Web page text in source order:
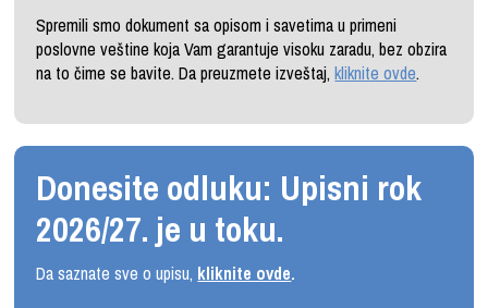
Spremili smo dokument sa opisom i savetima u primeni
poslovne veštine koja Vam garantuje visoku zaradu, bez obzira
na to čime se bavite. Da preuzmete izveštaj,kliknite ovde.
Donesite odluku: Upisni rok
2026/27. je u toku.
Da saznate sve o upisu, kliknite ovde.